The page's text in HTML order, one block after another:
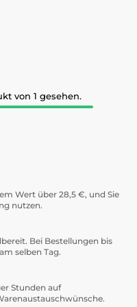
von 1 gesehen.
Wert über 28,5 €, und Sie
nutzen.
Bei Bestellungen bis
selben Tag.
Stunden auf